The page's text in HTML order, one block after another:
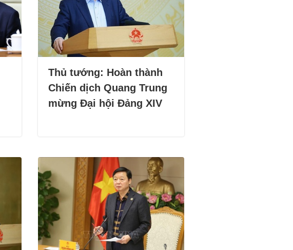
Thủ tướng: Hoàn thành
Chiến dịch Quang Trung
mừng Đại hội Đảng XIV